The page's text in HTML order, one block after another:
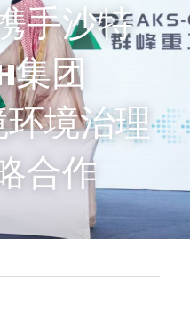
手沙特
集团
境治理
合作